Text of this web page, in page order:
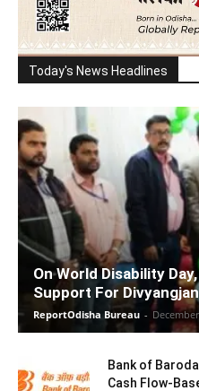
Today's News Headlines
On World Disability
Support For
ReportOdisha Bureau -
Bank of
Cash Flow-